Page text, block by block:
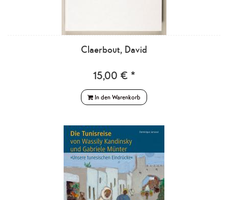
Claerbout, David
15,00 € *
In den Warenkorb